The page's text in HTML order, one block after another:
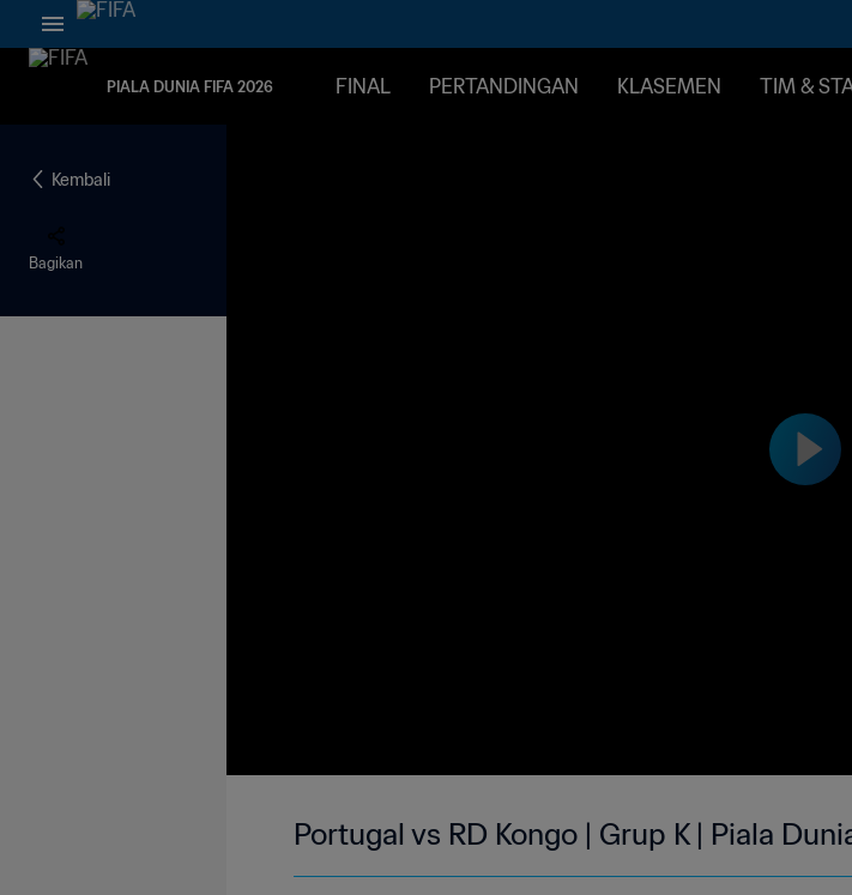
PIALA DUNIA FIFA 2026 FINAL PERTANDINGAN KLASEMEN TIM &
Kembali
Bagikan
Portugal vs RD Kongo | Grup K | Piala